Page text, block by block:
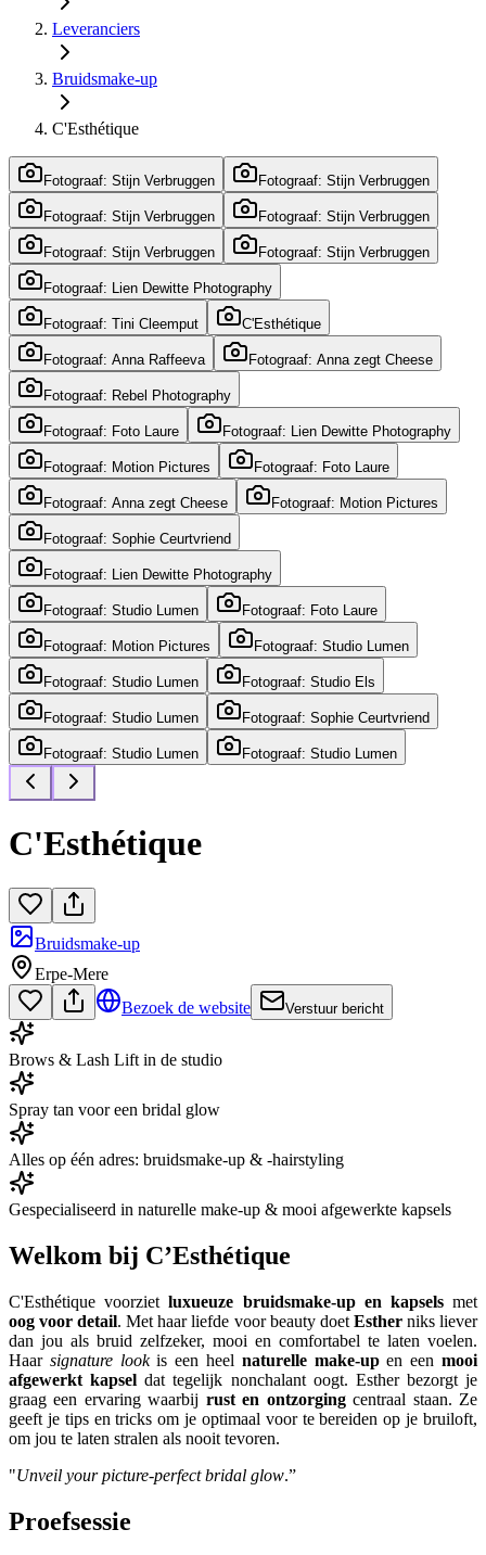
Leveranciers
Bruidsmake-up
C'Esthétique
Fotograaf: Stijn Verbruggen Fotograaf: Stijn Verbruggen
Fotograaf: Stijn Verbruggen Fotograaf: Stijn Verbruggen
Fotograaf: Stijn Verbruggen Fotograaf: Stijn Verbruggen
Fotograaf: Lien Dewitte Photography
Fotograaf: Tini Cleemput C'Esthétique
Fotograaf: Anna Raffeeva Fotograaf: Anna zegt Cheese
Fotograaf: Rebel Photography
Fotograaf: Foto Laure Fotograaf: Lien Dewitte Photography
Fotograaf: Motion Pictures Fotograaf: Foto Laure
Fotograaf: Anna zegt Cheese Fotograaf: Motion Pictures
Fotograaf: Sophie Ceurtvriend
Fotograaf: Lien Dewitte Photography
Fotograaf: Studio Lumen Fotograaf: Foto Laure
Fotograaf: Motion Pictures Fotograaf: Studio Lumen
Fotograaf: Studio Lumen Fotograaf: Studio Els
Fotograaf: Studio Lumen Fotograaf: Sophie Ceurtvriend
Fotograaf: Studio Lumen Fotograaf: Studio Lumen
C'Esthétique
Bruidsmake-up
Erpe-Mere
Bezoek de website
Verstuur bericht
Brows & Lash Lift in de studio
Spray tan voor een bridal glow
Alles op één adres: bruidsmake-up & -hairstyling
Gespecialiseerd in naturelle make-up & mooi afgewerkte kapsels
Welkom bij C’Esthétique
C'Esthétique voorzietluxueuze bruidsmake-up en kapselsmet
oog voor detail. Met haar liefde voor beauty doet Estherniks liever
dan jou als bruid zelfzeker, mooi en comfortabel te laten voelen.
Haar signature lookis een heel naturelle make-upen eenmooi
afgewerkt kapsel dat tegelijk nonchalant oogt. Esther bezorgt je
graag een ervaring waarbij rust en ontzorgingcentraal staan. Ze
geeft je tips en tricks om je optimaal voor te bereiden op je bruiloft,
om jou te laten stralen als nooit tevoren.
"Unveil your picture-perfect bridal glow.”
Proefsessie